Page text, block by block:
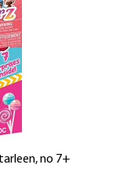
no 7+